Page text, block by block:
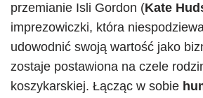
przemianie Isli Gordon (Kate
imprezowiczki, która
udowodnić swoją wartość jako
zostaje postawiona na czele
koszykarskiej. Łącząc w sobie